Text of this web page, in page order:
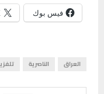
فيس بوك
العراق الناصرية